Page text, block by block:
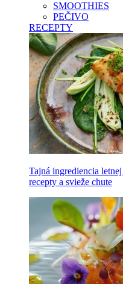
SMOOTHIES
PEČIVO
RECEPTY
Tajná ingrediencia
recepty a svieže chute